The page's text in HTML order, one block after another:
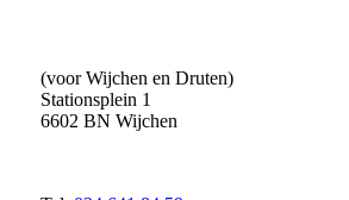
(voor Wijchen en Druten)
Stationsplein 1
6602 BN Wijchen